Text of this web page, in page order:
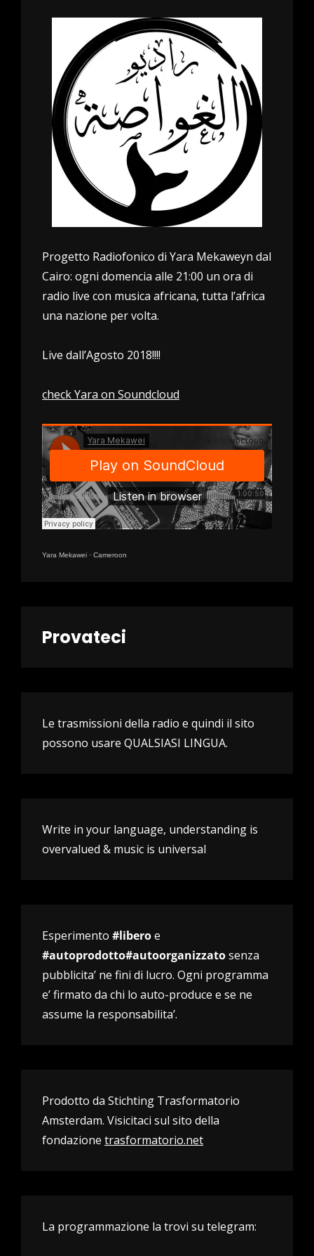
Progetto Radiofonico di Yara Mekaweyn dal
Cairo: ogni domencia alle 21:00 un ora di
radio live con musica africana, tutta l’africa
una nazione per volta.
Live dall’Agosto 2018!!!!
check Yara on Soundcloud
Yara Mekawei · Cameroon
Provateci
Le trasmissioni della radio e quindi il sito
possono usare QUALSIASI LINGUA.
Write in your language, understanding is
overvalued & music is universal
Esperimento #liberoe
#autoprodotto#autoorganizzatosenza
pubblicita’ ne fini di lucro. Ogni programma
e’ firmato da chi lo auto-produce e se ne
assume la responsabilita’.
Prodotto da Stichting Trasformatorio
Amsterdam. Visicitaci sul sito della
fondazione trasformatorio.net
La programmazione la trovi su telegram: